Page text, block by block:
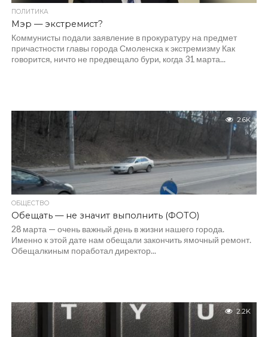
ПОЛИТИКА
Мэр — экстремист?
Коммунисты подали заявление в прокуратуру на предмет
причастности главы города Смоленска к экстремизму Как
говорится, ничто не предвещало бури, когда 31 марта...
2.6K
ОБЩЕСТВО
Обещать — не значит выполнить (ФОТО)
28 марта — очень важный день в жизни нашего города.
Именно к этой дате нам обещали закончить ямочный ремонт.
Обещалкиным поработал директор...
2.2K